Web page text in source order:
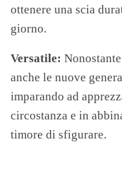
ottenere una scia
giorno.
Versatile:
anche le nuove
imparando ad
circostanza e in
timore di sfigurare.